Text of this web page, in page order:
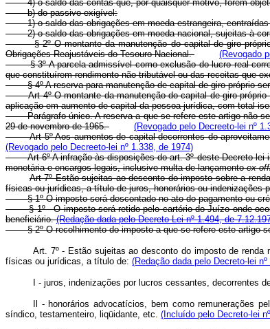
4) o saldo das contas que, por quaisquer motivo, forem
b) do passivo exigível:
1) o saldo das obrigações em moeda estrangeira, contraídas
2) o saldo das obrigações em moeda nacional, sujeitas à
§ 2º O montante da manutenção do capital de giro próprio
Obrigações Reajustáveis do Tesouro Nacional.
(Revogado
§ 3º A parcela admissível como exclusão do lucro real
que constituírem rendimento não tributável ou das receitas que
§ 4º A reserva para manutenção de capital de giro próprio
Art 4º O montante da manutenção do capital de giro
aplicação em aumento de capital da pessoa jurídica, com total
Parágrafo único. A reserva a que se refere este artigo não
29 de novembro de 1965.
(Revogado pelo Decreeto-lei nº
Art 5º Aos aumentos de capital decorrentes do
(Revogado pelo Decreeto-lei nº 1.338, de 1974)
Art 6º A infração às disposições do art. 3º deste Decreto-
monetária e encargos legais, inclusive multa de lançamentoex
Art 7º Estão sujeitas ao desconto do imposto sobre a
físicas ou jurídicas, a título de juros, honorários ou indenizações
§ 1º O imposto será descontado no ato do pagamento ou
§ 1º - O imposto será retido pelo cartório do Juízo onde
beneficiário.(Redação dada pelo Decreto Lei nº 1.494, de
§ 2º O recolhimento do imposto a que se refere este artigo
Art. 7º - Estão sujeitas ao desconto do imposto de
físicas ou jurídicas, a título de: (Redação dada pelo Decreto-lei
I - juros, indenizações por lucros cessantes, decorrentes
Il - honorários advocatícios, bem como remunerações
síndico, testamenteiro, liqüidante, etc. (Incluído pelo Decreto-lei